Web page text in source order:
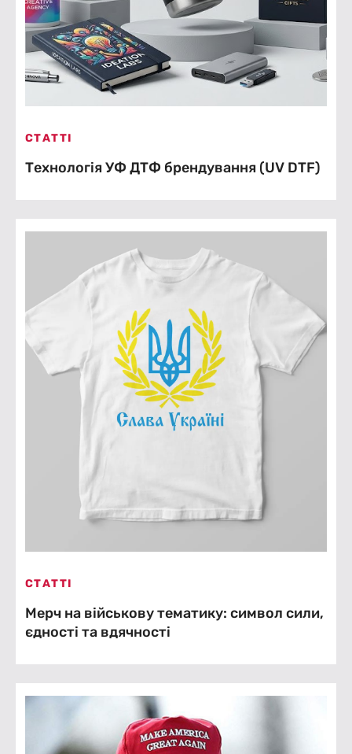
СТАТТІ
Технологія УФ ДТФ брендування (UV DTF)
СТАТТІ
Мерч на військову тематику: символ сили,
єдності та вдячності